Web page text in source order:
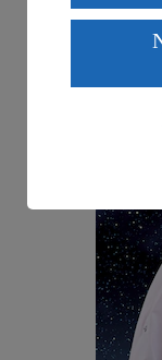
USA durch
Wenn du auf
des Art. 49
Daten in den
die USA als
Standards
Es besteht
Informationen
Impressum